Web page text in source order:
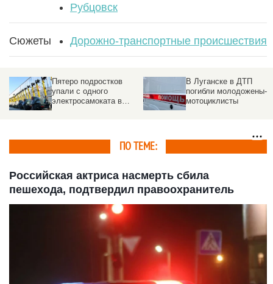
Рубцовск
Сюжеты Дорожно-транспортные происшествия
Пятеро подростков
упали с одного
электросамоката в
В Луганске в ДТП
погибли молодожены-
мотоциклисты
ПО ТЕМЕ:
Российская актриса насмерть сбила
пешехода, подтвердил правоохранитель